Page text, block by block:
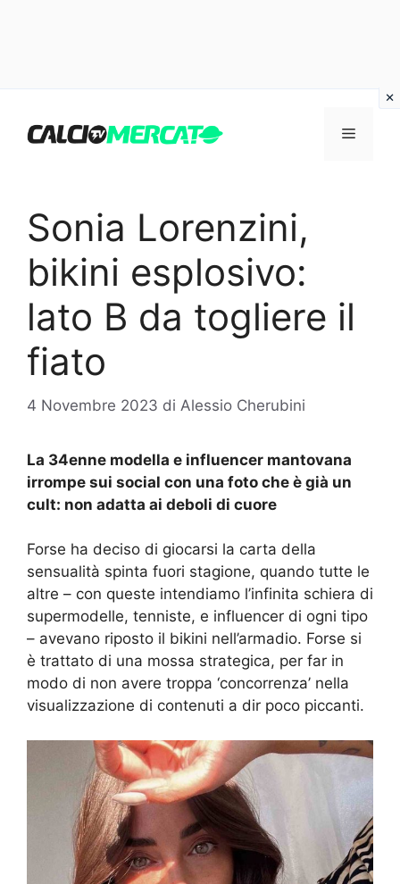
contenuto
Menu
Sonia Lorenzini,
bikini esplosivo:
lato B da togliere il
fiato
4 Novembre 2023 di Alessio Cherubini
La 34enne modella e influencer mantovana
irrompe sui social con una foto che è già un
cult: non adatta ai deboli di cuore
Forse ha deciso di giocarsi la carta della
sensualità spinta fuori stagione, quando tutte le
altre – con queste intendiamo l’infinita schiera di
supermodelle, tenniste, e influencer di ogni tipo
– avevano riposto il bikini nell’armadio. Forse si
è trattato di una mossa strategica, per far in
modo di non avere troppa ‘concorrenza’ nella
visualizzazione di contenuti a dir poco piccanti.